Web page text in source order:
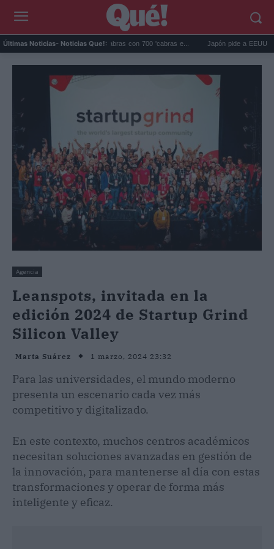
Últimas Noticias- Noticias Que!:
eliminó 140.000 cabras con 700 'cabras e... Japón pide a EEUU que
Agencia
Leanspots, invitada en la
edición 2024 de Startup Grind
Silicon Valley
Marta Suárez 1 marzo, 2024 23:32
Para las universidades, el mundo moderno
presenta un escenario cada vez más
competitivo y digitalizado.
En este contexto, muchos centros académicos
necesitan soluciones avanzadas en gestión de
la innovación, para mantenerse al día con estas
transformaciones y operar de forma más
inteligente y eficaz.